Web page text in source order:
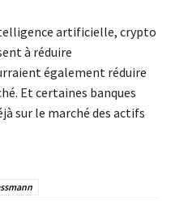
artificielle, crypto
à réduire
également réduire
Et certaines banques
sur le marché des actifs